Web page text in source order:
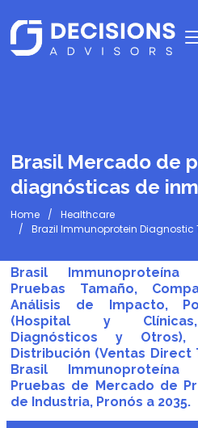
Brasil Mercado de
diagnósticas de
Home
Healthcare
Brazil Immunoprotein Diagnostic
Brasil Immunoproteína
Pruebas Tamaño,
Análisis de Impacto,
(Hospital y
Diagnósticos y
Distribución (Ventas Direct
Brasil Immunoproteína
Pruebas de Mercado de
de Industria, Pronós a 2035.